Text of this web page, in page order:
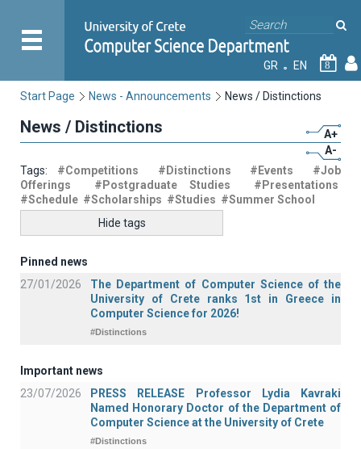
GR EN 8
Start Page News - Announcements News / Distinctions
News / Distinctions
A+
A-
Tags: #Competitions #Distinctions #Events
#Job
Offerings
#Postgraduate Studies
#Presentations
#Schedule #Scholarships #Studies #Summer School
Hide tags
Pinned news
27/01/2026
The Department of Computer Science of the
University of Crete ranks 1st in Greece in
Computer Science for 2026!
#Distinctions
Important news
23/07/2026
PRESS RELEASE Professor Lydia Kavraki
Named Honorary Doctor of the Department of
Computer Science at the University of Crete
#Distinctions